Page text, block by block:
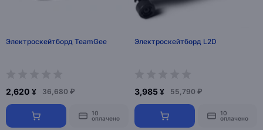
Электроскейтборд TeamGee
2,620 ¥ 36,680 ₽
10
оплачено
Электроскейтборд L2D
3,985 ¥ 55,790 ₽
10
оплачено